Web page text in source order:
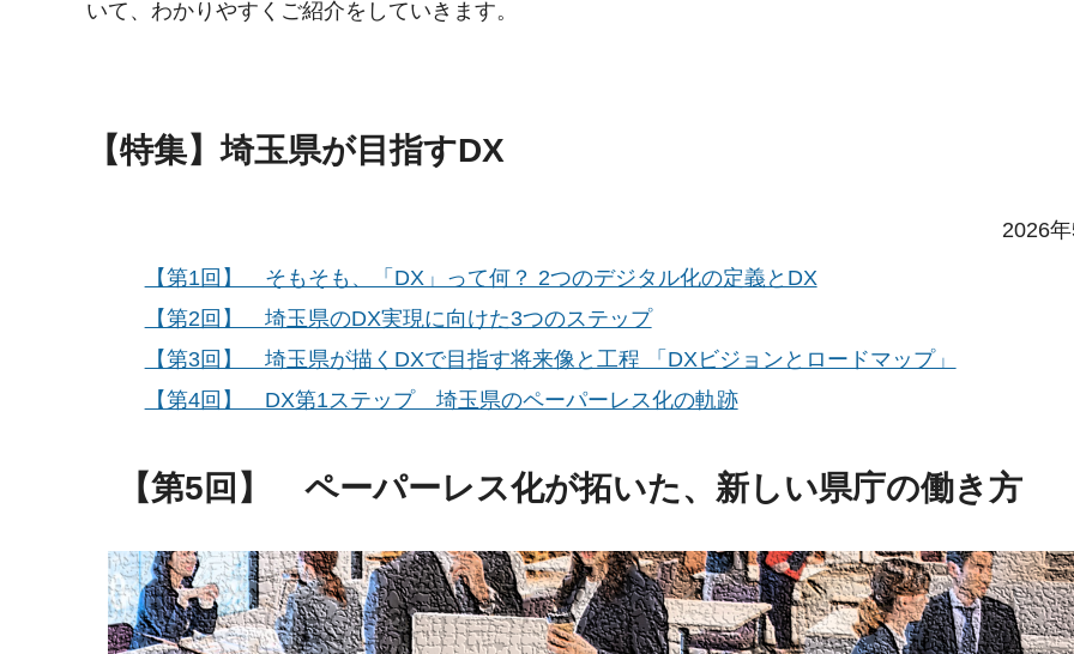
いて、わかりやすくご紹介をしていきます。
【特集】埼玉県が目指すDX
2026
【第1回】 そもそも、「DX」って何？ 2つのデジタル化の定義とDX
【第2回】 埼玉県のDX実現に向けた3つのステップ
【第3回】 埼玉県が描くDXで目指す将来像と工程 「DXビジョンとロードマップ」
【第4回】 DX第1ステップ 埼玉県のペーパーレス化の軌跡
【第5回】 ペーパーレス化が拓いた、新しい県庁の働き方